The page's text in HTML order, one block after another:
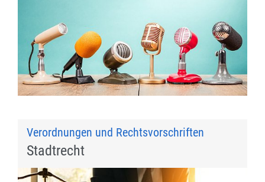
Verordnungen und Rechtsvorschriften
Stadtrecht